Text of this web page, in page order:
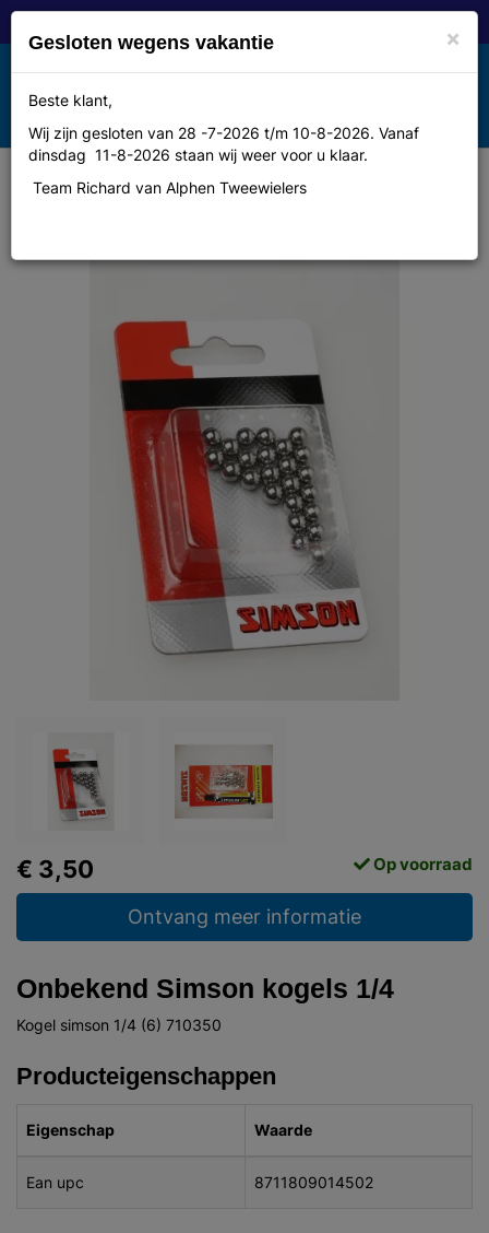
Toggle
navigation
MENU
Onbekend Simson kogels 1/4
€ 3,50 Op voorraad
Ontvang meer informatie
Onbekend Simson kogels 1/4
Kogel simson 1/4 (6) 710350
Producteigenschappen
Eigenschap Waarde
Ean upc 8711809014502
×
Gesloten wegens vakantie
Beste klant,
Wij zijn gesloten van 28 -7-2026 t/m 10-8-2026. Vanaf
dinsdag 11-8-2026 staan wij weer voor u klaar.
Team Richard van Alphen Tweewielers